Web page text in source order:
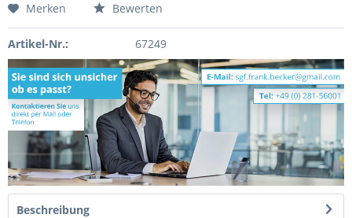
Merken Bewerten
Artikel-Nr.: 67249
Beschreibung